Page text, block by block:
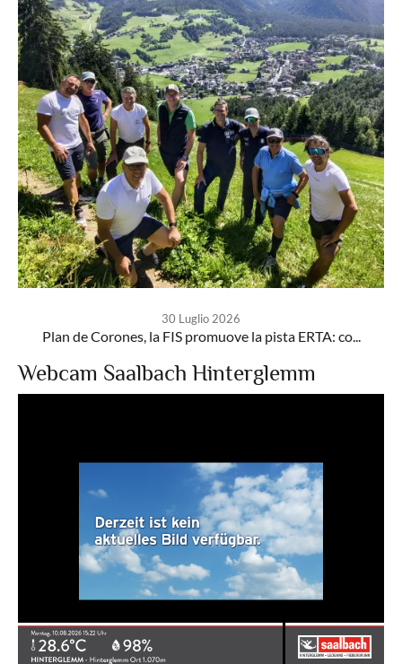
30 Luglio 2026
Plan de Corones, la FIS promuove la pista ERTA: co...
Webcam Saalbach Hinterglemm